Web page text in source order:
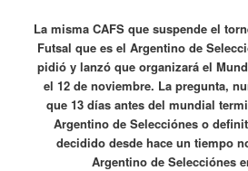
La misma CAFS que suspende el
Futsal que es el Argentino de
pidió y lanzó que organizará el
el 12 de noviembre. La pregunta,
que 13 días antes del mundial
Argentino de Selecciónes o
decidido desde hace un tiempo
Argentino de Selecciónes